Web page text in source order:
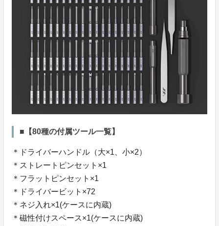
■【80種の付属ツール一覧】
＊ドライバーハンドル（大×1、小×2）
＊ストレートピンセット×1
＊フラットピンセット×1
＊ドライバービット×72
＊ネジ入れ×1(ケースに内蔵)
＊磁性付けスペース×1(ケースに内蔵)